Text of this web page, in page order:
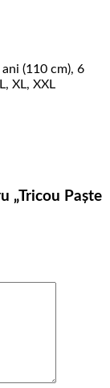
(110 cm), 6
XL, XXL
„Tricou Paște